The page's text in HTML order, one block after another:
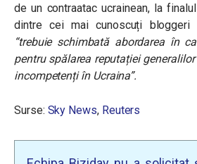
de un contraatac ucrainean, la
dintre cei mai cunoscuți bloggeri
“trebuie schimbată abordarea în
pentru spălarea reputației
incompetenți în Ucraina”.
Surse: Sky News, Reuters